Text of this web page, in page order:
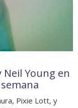
Young en
Pixie Lott, y